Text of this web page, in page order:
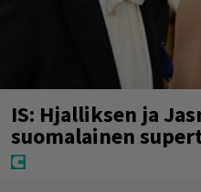
IS: Hjalliksen ja
suomalainen